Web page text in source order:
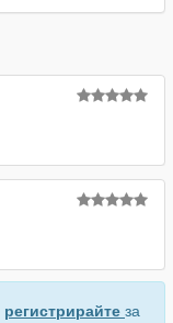
регистрирайте за